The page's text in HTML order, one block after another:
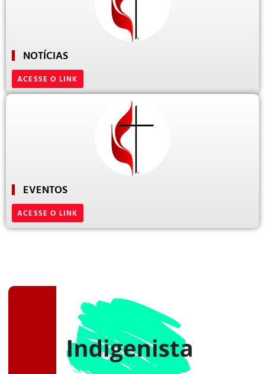
NOTÍCIAS
ACESSE O LINK
EVENTOS
ACESSE O LINK